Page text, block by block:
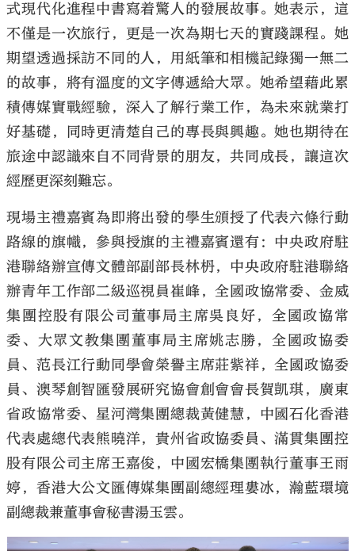
式現代化進程中書寫着驚人的發展故事。她表示，這
不僅是一次旅行，更是一次為期七天的實踐課程。她
期望透過採訪不同的人，用紙筆和相機記錄獨一無二
的故事，將有溫度的文字傳遞給大眾。她希望藉此累
積傳媒實戰經驗，深入了解行業工作，為未來就業打
好基礎，同時更清楚自己的專長與興趣。她也期待在
旅途中認識來自不同背景的朋友，共同成長，讓這次
經歷更深刻難忘。
現場主禮嘉賓為即將出發的學生頒授了代表六條行動
路線的旗幟，參與授旗的主禮嘉賓還有：中央政府駐
港聯絡辦宣傳文體部副部長林枬，中央政府駐港聯絡
辦青年工作部二級巡視員崔峰，全國政協常委、金威
集團控股有限公司董事局主席吳良好，全國政協常
委、大眾文教集團董事局主席姚志勝，全國政協委
員、范長江行動同學會榮譽主席莊紫祥，全國政協委
員、澳琴創智匯發展研究協會創會會長賀凱琪，廣東
省政協常委、星河灣集團總裁黃健慧，中國石化香港
代表處總代表熊曉洋，貴州省政協委員、滿貫集團控
股有限公司主席王嘉俊，中國宏橋集團執行董事王雨
婷，香港大公文匯傳媒集團副總經理婁冰，瀚藍環境
副總裁兼董事會秘書湯玉雲。